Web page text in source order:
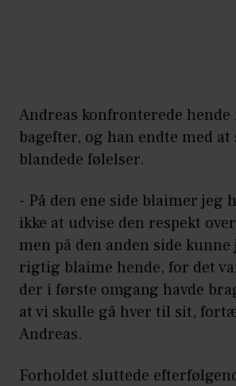
Andreas konfronterede hende
bagefter, og han endte med at
blandede følelser.
- På den ene side blaimer jeg
ikke at udvise den respekt
men på den anden side kunne
rigtig blaime hende, for det
der i første omgang havde
at vi skulle gå hver til sit,
Andreas.
Forholdet sluttede